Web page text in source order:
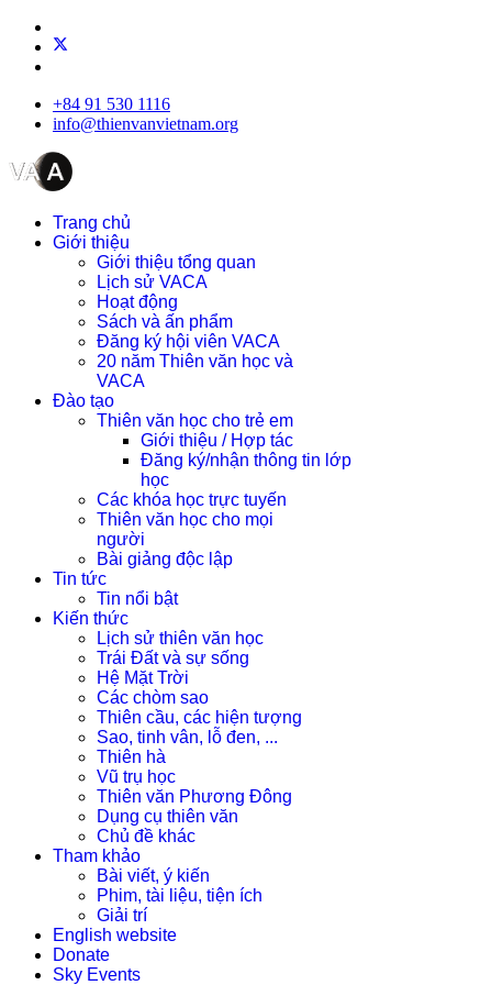
+84 91 530 1116
info@thienvanvietnam.org
Trang chủ
Giới thiệu
Giới thiệu tổng quan
Lịch sử VACA
Hoạt động
Sách và ấn phẩm
Đăng ký hội viên VACA
20 năm Thiên văn học và
VACA
Đào tạo
Thiên văn học cho trẻ em
Giới thiệu / Hợp tác
Đăng ký/nhận thông tin lớp
học
Các khóa học trực tuyến
Thiên văn học cho mọi
người
Bài giảng độc lập
Tin tức
Tin nổi bật
Kiến thức
Lịch sử thiên văn học
Trái Đất và sự sống
Hệ Mặt Trời
Các chòm sao
Thiên cầu, các hiện tượng
Sao, tinh vân, lỗ đen, ...
Thiên hà
Vũ trụ học
Thiên văn Phương Đông
Dụng cụ thiên văn
Chủ đề khác
Tham khảo
Bài viết, ý kiến
Phim, tài liệu, tiện ích
Giải trí
English website
Donate
Sky Events